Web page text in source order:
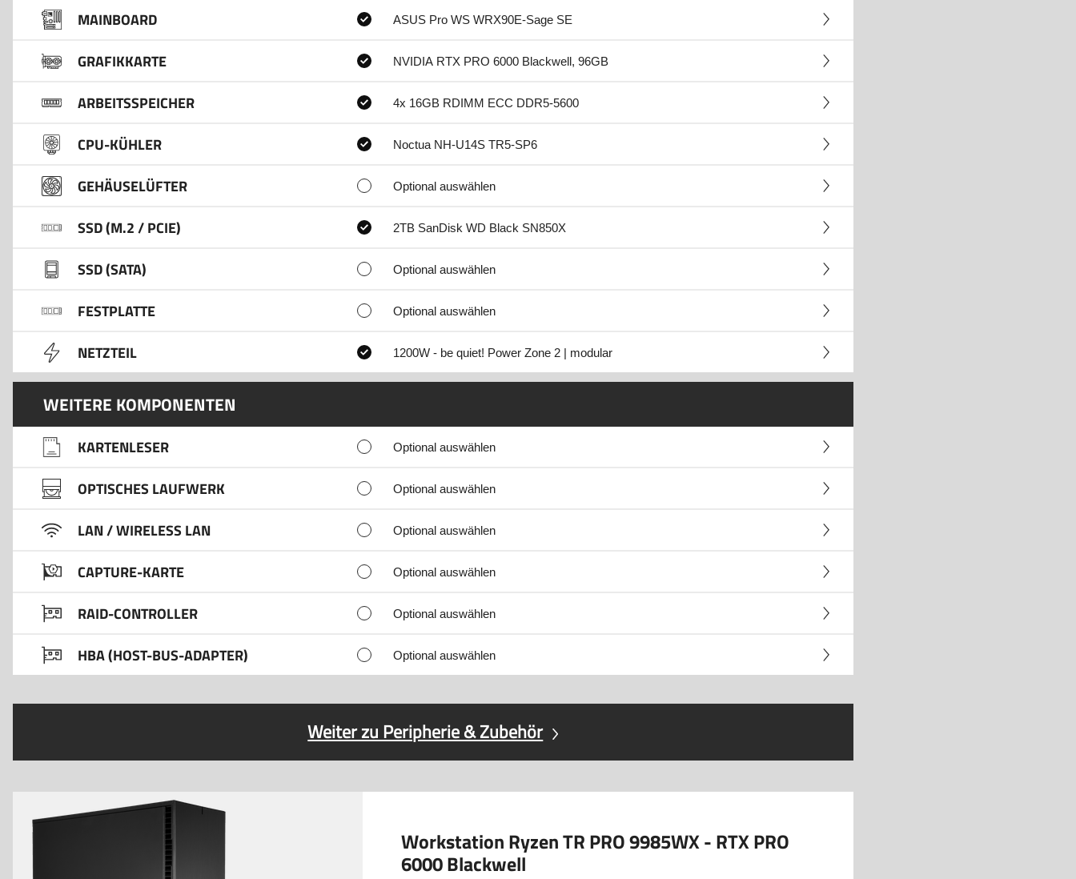
MAINBOARD ASUS Pro WS WRX90E-Sage SE
GRAFIKKARTE NVIDIA RTX PRO 6000 Blackwell, 96GB
ARBEITSSPEICHER 4x 16GB RDIMM ECC DDR5-5600
CPU-KÜHLER Noctua NH-U14S TR5-SP6
GEHÄUSELÜFTER Optional auswählen
SSD (M.2 / PCIE) 2TB SanDisk WD Black SN850X
SSD (SATA) Optional auswählen
FESTPLATTE Optional auswählen
NETZTEIL 1200W - be quiet! Power Zone 2 | modular
WEITERE KOMPONENTEN
KARTENLESER Optional auswählen
OPTISCHES LAUFWERK Optional auswählen
LAN / WIRELESS LAN Optional auswählen
CAPTURE-KARTE Optional auswählen
RAID-CONTROLLER Optional auswählen
HBA (HOST-BUS-ADAPTER) Optional auswählen
Weiter zu Peripherie & Zubehör
Workstation Ryzen TR PRO 9985WX - RTX PRO
6000 Blackwell